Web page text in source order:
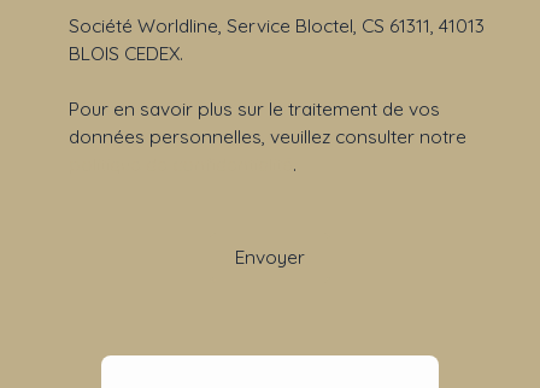
Société Worldline, Service Bloctel, CS 61311, 41013
BLOIS CEDEX.
Pour en savoir plus sur le traitement de vos
données personnelles, veuillez consulter notre
.
Envoyer